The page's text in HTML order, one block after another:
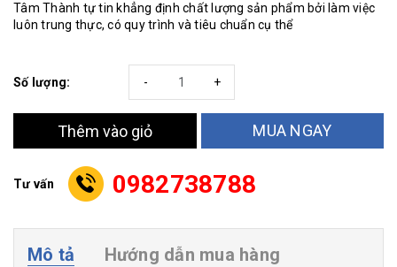
Tâm Thành tự tin khẳng định chất lượng sản phẩm bởi làm việc
luôn trung thực, có quy trình và tiêu chuẩn cụ thể
Số lượng: +
-
Thêm vào giỏ MUA NGAY
Tư vấn 0982738788
Mô tả Hướng dẫn mua hàng